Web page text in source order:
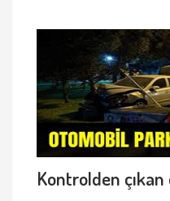
Kontrolden